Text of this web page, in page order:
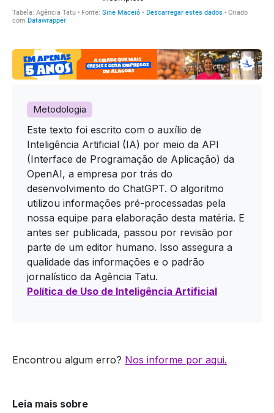
Metodologia
Este texto foi escrito com o auxílio de
Inteligência Artificial (IA) por meio da API
(Interface de Programação de Aplicação) da
OpenAI, a empresa por trás do
desenvolvimento do ChatGPT. O algoritmo
utilizou informações pré-processadas pela
nossa equipe para elaboração desta matéria. E
antes ser publicada, passou por revisão por
parte de um editor humano. Isso assegura a
qualidade das informações e o padrão
jornalístico da Agência Tatu.
Política de Uso de Inteligência Artificial
Encontrou algum erro? Nos informe por aqui.
Leia mais sobre